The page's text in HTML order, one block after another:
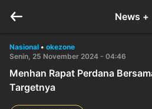
News +
Nasional • okezone
Senin, 25 November 2024 - 04:46
Menhan Rapat Perdana
Targetnya